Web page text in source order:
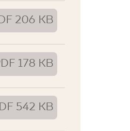
206 KB
178 KB
542 KB